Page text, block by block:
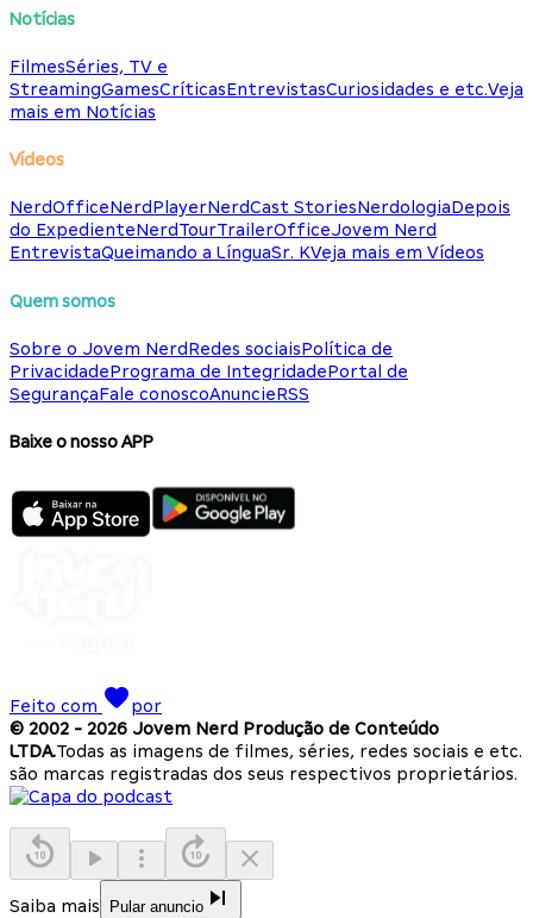
Notícias
FilmesSéries, TV e
StreamingGamesCríticasEntrevistasCuriosidades e etc.Veja
mais em Notícias
Vídeos
NerdOfficeNerdPlayerNerdCast StoriesNerdologiaDepois
do ExpedienteNerdTourTrailerOfficeJovem Nerd
EntrevistaQueimando a LínguaSr. KVeja mais em Vídeos
Quem somos
Sobre o Jovem NerdRedes sociaisPolítica de
PrivacidadePrograma de IntegridadePortal de
SegurançaFale conoscoAnuncieRSS
Baixe o nosso APP
Feito com
por
© 2002 - 2026 Jovem Nerd Produção de Conteúdo
LTDA.Todas as imagens de filmes, séries, redes sociais e etc.
são marcas registradas dos seus respectivos proprietários.
Saiba mais Pular anuncio